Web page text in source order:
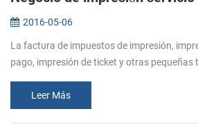
2016-05-06
La factura de impuestos de impresión,
pago, impresión de ticket y otras pequeñas
Leer Más